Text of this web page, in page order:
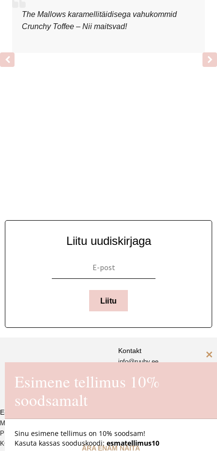
The Mallows karamellitäidisega vahukommid
Crunchy Toffee – Nii maitsvad!
Liitu uudiskirjaga
Liitu
Reg. nr. 16725550
Kontakt
info@ruuby.ee
E-pood
MÜÜGITINGIMUSED
PRIVAATSUSPOLIITIKA
KOHALETOIMETAMINE JA
Esimene tellimus 10%
soodsamalt
Sinu esimene tellimus on 10% soodsam!
Kasuta kassas sooduskoodi: esmatellimus10
ÄRA ENAM NÄITA